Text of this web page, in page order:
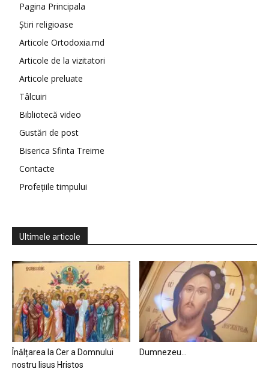
Pagina Principala
Știri religioase
Articole Ortodoxia.md
Articole de la vizitatori
Articole preluate
Tâlcuiri
Bibliotecă video
Gustări de post
Biserica Sfinta Treime
Contacte
Profețiile timpului
Ultimele articole
Înălțarea la Cer a Domnului
nostru Iisus Hristos
Dumnezeu…